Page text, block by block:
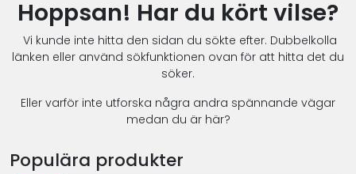
Hoppsan! Har du kört vilse?
Vi kunde inte hitta den sidan du sökte efter. Dubbelkolla
länken eller använd sökfunktionen ovan för att hitta det du
söker.
Eller varför inte utforska några andra spännande vägar
medan du är här?
Populära produkter